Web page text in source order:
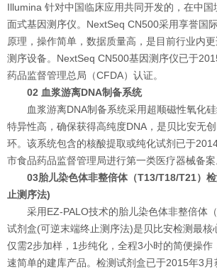
Illumina 针对中国临床应用共同开发的，在中国
面式基因测序仪。NextSeq CN500采用享誉国
原理，操作简单，数据质量高，是目前行业内
测序设备。NextSeq CN500基因测序仪已于
药品监督管理总局（CFDA）认证。
02 血浆游离DNA制备系统
血浆游离DNA制备系统采用超顺磁性氧化硅
特异性高，确保获得高纯度DNA，是贝比安无
环。该系统包含的核酸提取或纯化试剂已于
市食品药品监督管理局进行第一类医疗器械备案
03胎儿染色体非整倍体（T13/T18/T21）
止测序法)
采用EZ-PALO技术的胎儿染色体非整倍体
试剂盒(可逆末端终止测序法)是贝比安检测最核
仅需2步加样，1步纯化，全程3小时的简便操作
速简单的建库产品。检测试剂盒已于2015年3